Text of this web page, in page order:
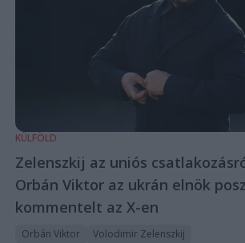
KÜLFÖLD
Zelenszkij az uniós
Orbán Viktor az ukrán elnök
kommentelt az X-en
Orbán Viktor Volodimir Zelenszkij